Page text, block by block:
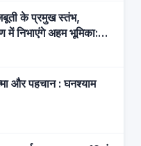
के प्रमुख स्तंभ,
में निभाएंगे अहम भूमिका:
और पहचान : घनश्याम